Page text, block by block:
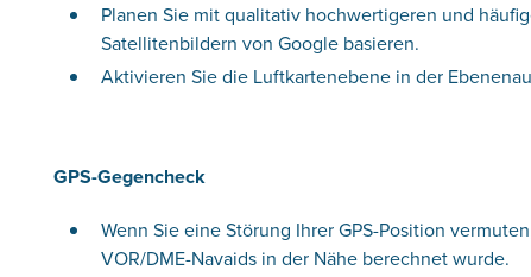
Planen Sie mit qualitativ hochwertigeren und
Satellitenbildern von Google basieren.
Aktivieren Sie die Luftkartenebene in der
GPS-Gegencheck
Wenn Sie eine Störung Ihrer GPS-Position
VOR/DME-Navaids in der Nähe berechnet wurde.